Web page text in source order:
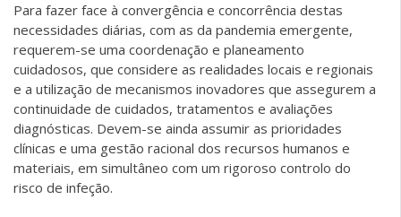
Para fazer face à convergência e concorrência destas
necessidades diárias, com as da pandemia emergente,
requerem-se uma coordenação e planeamento
cuidadosos, que considere as realidades locais e regionais
e a utilização de mecanismos inovadores que assegurem a
continuidade de cuidados, tratamentos e avaliações
diagnósticas. Devem-se ainda assumir as prioridades
clínicas e uma gestão racional dos recursos humanos e
materiais, em simultâneo com um rigoroso controlo do
risco de infeção.